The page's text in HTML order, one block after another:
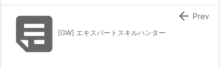
[GW] エキスパートスキルハンター
 Prev